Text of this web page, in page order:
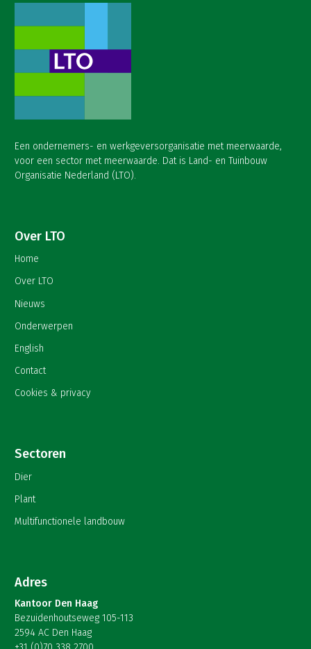
Een ondernemers- en werkgeversorganisatie met meerwaarde,
voor een sector met meerwaarde. Dat is Land- en Tuinbouw
Organisatie Nederland (LTO).
Over LTO
Home
Over LTO
Nieuws
Onderwerpen
English
Contact
Cookies & privacy
Sectoren
Dier
Plant
Multifunctionele landbouw
Adres
Kantoor Den Haag
Bezuidenhoutseweg 105-113
2594 AC Den Haag